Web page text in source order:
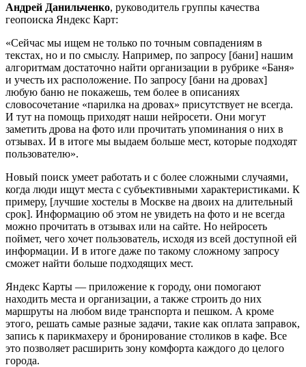
Андрей Данильченко, руководитель группы качества
геопоиска Яндекс Карт:
«Сейчас мы ищем не только по точным совпадениям в
текстах, но и по смыслу. Например, по запросу [бани] нашим
алгоритмам достаточно найти организации в рубрике «Баня»
и учесть их расположение. По запросу [бани на дровах]
любую баню не покажешь, тем более в описаниях
словосочетание «парилка на дровах» присутствует не всегда.
И тут на помощь приходят наши нейросети. Они могут
заметить дрова на фото или прочитать упоминания о них в
отзывах. И в итоге мы выдаем больше мест, которые подходят
пользователю».
Новый поиск умеет работать и с более сложными случаями,
когда люди ищут места с субъективными характеристиками. К
примеру, [лучшие хостелы в Москве на двоих на длительный
срок]. Информацию об этом не увидеть на фото и не всегда
можно прочитать в отзывах или на сайте. Но нейросеть
поймет, чего хочет пользователь, исходя из всей доступной ей
информации. И в итоге даже по такому сложному запросу
сможет найти больше подходящих мест.
Яндекс Карты — приложение к городу, они помогают
находить места и организации, а также строить до них
маршруты на любом виде транспорта и пешком. А кроме
этого, решать самые разные задачи, такие как оплата заправок,
запись к парикмахеру и бронирование столиков в кафе. Все
это позволяет расширить зону комфорта каждого до целого
города.